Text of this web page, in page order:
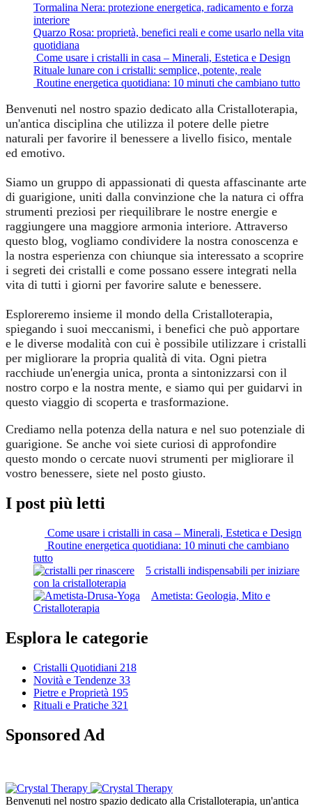
Tormalina Nera: protezione energetica, radicamento e forza
interiore
Quarzo Rosa: proprietà, benefici reali e come usarlo nella vita
quotidiana
Come usare i cristalli in casa – Minerali, Estetica e Design
Rituale lunare con i cristalli: semplice, potente, reale
Routine energetica quotidiana: 10 minuti che cambiano tutto
Benvenuti nel nostro spazio dedicato alla Cristalloterapia,
un'antica disciplina che utilizza il potere delle pietre
naturali per favorire il benessere a livello fisico, mentale
ed emotivo.
Siamo un gruppo di appassionati di questa affascinante arte
di guarigione, uniti dalla convinzione che la natura ci offra
strumenti preziosi per riequilibrare le nostre energie e
raggiungere una maggiore armonia interiore. Attraverso
questo blog, vogliamo condividere la nostra conoscenza e
la nostra esperienza con chiunque sia interessato a scoprire
i segreti dei cristalli e come possano essere integrati nella
vita di tutti i giorni per favorire salute e benessere.
Esploreremo insieme il mondo della Cristalloterapia,
spiegando i suoi meccanismi, i benefici che può apportare
e le diverse modalità con cui è possibile utilizzare i cristalli
per migliorare la propria qualità di vita. Ogni pietra
racchiude un'energia unica, pronta a sintonizzarsi con il
nostro corpo e la nostra mente, e siamo qui per guidarvi in
questo viaggio di scoperta e trasformazione.
Crediamo nella potenza della natura e nel suo potenziale di
guarigione. Se anche voi siete curiosi di approfondire
questo mondo o cercate nuovi strumenti per migliorare il
vostro benessere, siete nel posto giusto.
I post più letti
Come usare i cristalli in casa – Minerali, Estetica e Design
Routine energetica quotidiana: 10 minuti che cambiano
tutto
5 cristalli indispensabili per iniziare
con la cristalloterapia
Ametista: Geologia, Mito e
Cristalloterapia
Esplora le categorie
Cristalli Quotidiani 218
Novità e Tendenze 33
Pietre e Proprietà 195
Rituali e Pratiche 321
Sponsored Ad
Benvenuti nel nostro spazio dedicato alla Cristalloterapia, un'antica